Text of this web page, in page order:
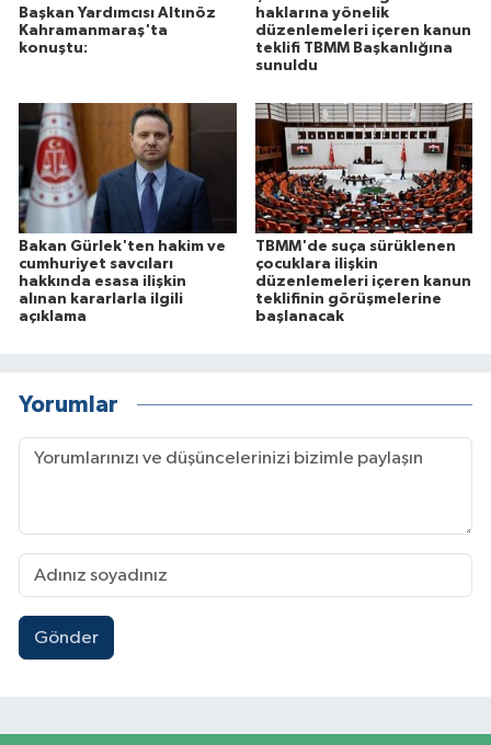
Başkan Yardımcısı Altınöz
Kahramanmaraş'ta
konuştu:
haklarına yönelik
düzenlemeleri içeren kanun
teklifi TBMM Başkanlığına
sunuldu
Bakan Gürlek'ten hakim ve
cumhuriyet savcıları
hakkında esasa ilişkin
alınan kararlarla ilgili
açıklama
TBMM'de suça sürüklenen
çocuklara ilişkin
düzenlemeleri içeren kanun
teklifinin görüşmelerine
başlanacak
Yorumlar
Gönder